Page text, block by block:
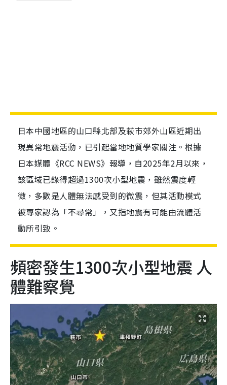
日本中國地區的山口縣北部及萩市郊外山區近期出
現異常地震活動，已引起當地地質學家關注。根據
日本媒體《RCC NEWS》報導，自2025年2月以來，
該區域已錄得超過1300次小型地震，雖然震度輕
微，多數是人體無法感受到的微震，但其活動模式
被專家認為「不尋常」，又指地震有可能由流體活
動所引致。
頻密發生1300次小型地震 人
體難察覺